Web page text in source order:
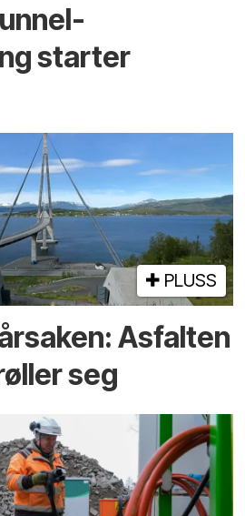
starter
PLUSS
Asfalten
seg